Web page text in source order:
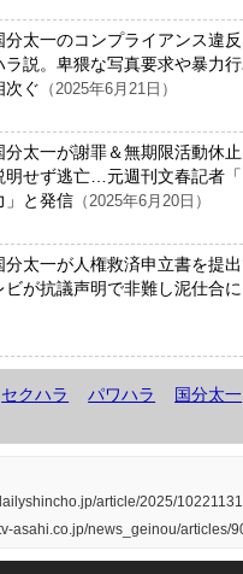
分太一のコンプライアンス違
ラ説。卑猥な写真要求や暴力
次ぐ （2025年6月21日）
分太一が謝罪＆無期限活動休
明せず逃亡…元週刊文春記者
」と発信 （2025年6月20日）
分太一が人権救済申立書を提
ビが抗議声明で非難し泥仕合に
セクハラ パワハラ 国分太一
article/2025/
asahi.co.jp/news_geinou/articles/